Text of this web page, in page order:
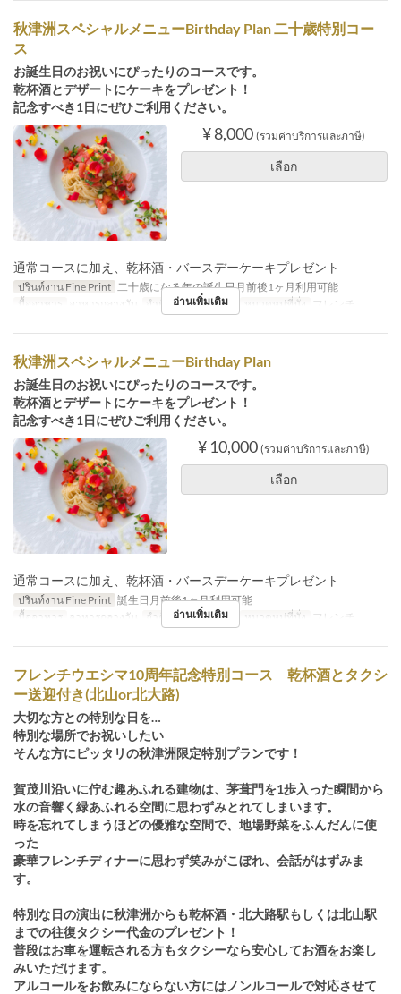
秋津洲スペシャルメニューBirthday Plan 二十歳特別コー
ス
お誕生日のお祝いにぴったりのコースです。
乾杯酒とデザートにケーキをプレゼント！
記念すべき1日にぜひご利用ください。
¥ 8,000 (รวมค่าบริการและภาษี)
เลือก
通常コースに加え、乾杯酒・バースデーケーキプレゼント
ปรินท์งาน Fine Print
二十歳になる年の誕生日月前後1ヶ月利用可能
มื้ออาหาร
อาหารกลางวัน จำกัดการสั่งซื้อ 2 ~ หมวดหมู่ที่นั่ง フレンチ
อ่านเพิ่มเติม
秋津洲スペシャルメニューBirthday Plan
お誕生日のお祝いにぴったりのコースです。
乾杯酒とデザートにケーキをプレゼント！
記念すべき1日にぜひご利用ください。
¥ 10,000 (รวมค่าบริการและภาษี)
เลือก
通常コースに加え、乾杯酒・バースデーケーキプレゼント
ปรินท์งาน Fine Print 誕生日月前後1ヶ月利用可能
มื้ออาหาร
อาหารกลางวัน จำกัดการสั่งซื้อ 2 ~ หมวดหมู่ที่นั่ง フレンチ
อ่านเพิ่มเติม
フレンチウエシマ10周年記念特別コース 乾杯酒とタクシ
ー送迎付き(北山or北大路)
大切な方との特別な日を…
特別な場所でお祝いしたい
そんな方にピッタリの秋津洲限定特別プランです！
賀茂川沿いに佇む趣あふれる建物は、茅葺門を1歩入った瞬間から
水の音響く緑あふれる空間に思わずみとれてしまいます。
時を忘れてしまうほどの優雅な空間で、地場野菜をふんだんに使
った
豪華フレンチディナーに思わず笑みがこぼれ、会話がはずみま
す。
特別な日の演出に秋津洲からも乾杯酒・北大路駅もしくは北山駅
までの往復タクシー代金のプレゼント！
普段はお車を運転される方もタクシーなら安心してお酒をお楽し
みいただけます。
アルコールをお飲みにならない方にはノンルコールで対応させて